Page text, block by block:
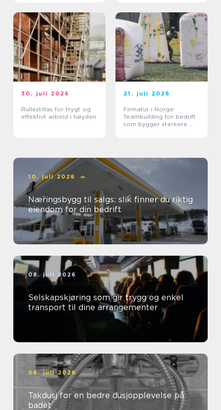
30. juli 2026
Rullestillas for trygt og
effektivt arbeid i høyden
21. juli 2026
Firmatur i Norge:
Teambuilding for bedrift
som bygger sterkere
10. juli 2026
Næringsbygg til salgs: slik finner du riktig
eiendom for din bedrift
08. juli 2026
Selskapskjøring som gir trygg og enkel
transport til dine arrangementer
08. juli 2026
Takdusj for en bedre dusjopplevelse på
badet